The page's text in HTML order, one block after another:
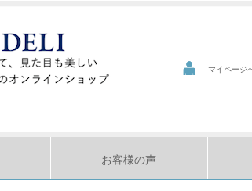
マイページ
お客様の声